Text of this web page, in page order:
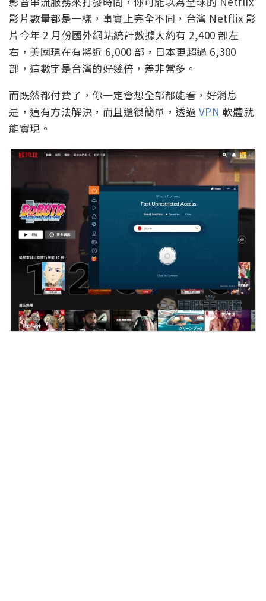
影片數量都是一樣，事實上完全不同，台灣 Netflix 影
片今年 2 月份國外網站統計數據大約有 2,400 部左
右，美國現在有將近 6,000 部，日本更超過 6,300
部，這數字是台灣的好幾倍，差非常多。
而既然都付費了，你一定會想全部都能看，好消息
是，這有方法解決，而且還很簡單，透過 VPN 軟體就
能實現。